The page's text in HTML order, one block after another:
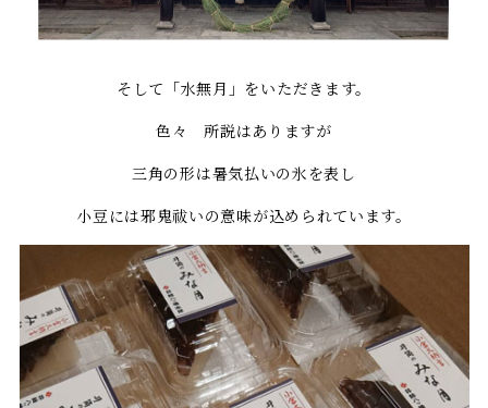
そして「水無月」をいただきます。
色々 所説はありますが
三角の形は暑気払いの氷を表し
小豆には邪鬼祓いの意味が込められています。